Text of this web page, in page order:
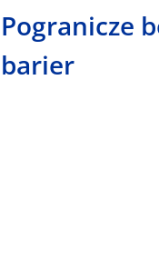
Pogranicze
barier